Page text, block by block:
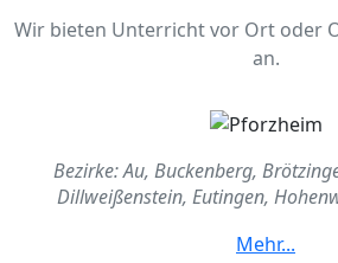
Wir bieten Unterricht vor Ort oder
an.
Bezirke: Au, Buckenberg,
Dillweißenstein, Eutingen,
Weststadt, Würm